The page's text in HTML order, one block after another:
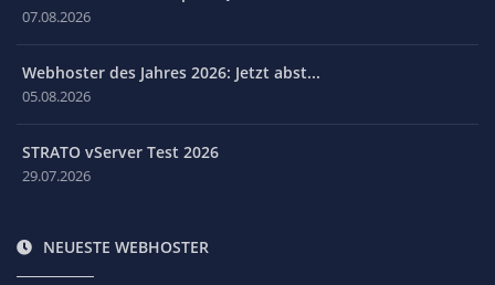
07.08.2026
Webhoster des Jahres 2026: Jetzt abst...
05.08.2026
STRATO vServer Test 2026
29.07.2026
NEUESTE WEBHOSTER